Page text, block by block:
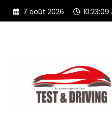
Aller
7 août 2026 10:23:11